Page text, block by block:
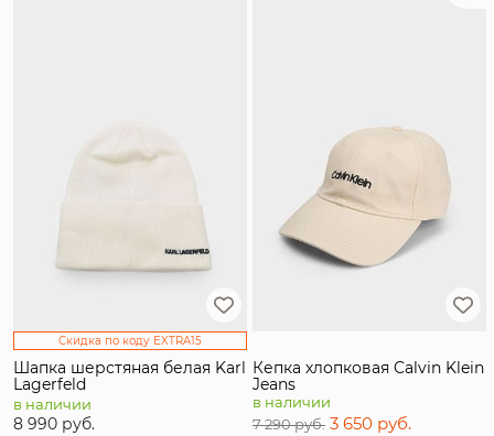
Скидка по коду EXTRA15
Шапка шерстяная белая Karl
Lagerfeld
в наличии
8 990 руб.
Кепка хлопковая Calvin Klein
Jeans
в наличии
7 290 руб. 3 650 руб.